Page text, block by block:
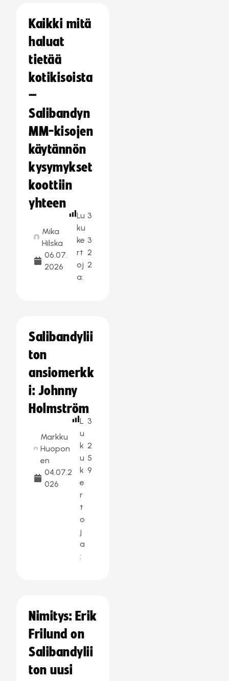
Kaikki mitä
haluat
tietää
kotikisoista
–
Salibandyn
MM-kisojen
käytännön
kysymykset
koottiin
yhteen
Mika
Hilska
06.07.
2026
Lu
ku
ke
rt
oj
a:
3
3
2
2
Salibandylii
ton
ansiomerkk
i: Johnny
Holmström
Markku
Huopon
en
04.07.2
026
L
u
k
u
k
e
r
t
o
j
a
:
3
2
5
9
Nimitys: Erik
Frilund on
Salibandylii
ton uusi